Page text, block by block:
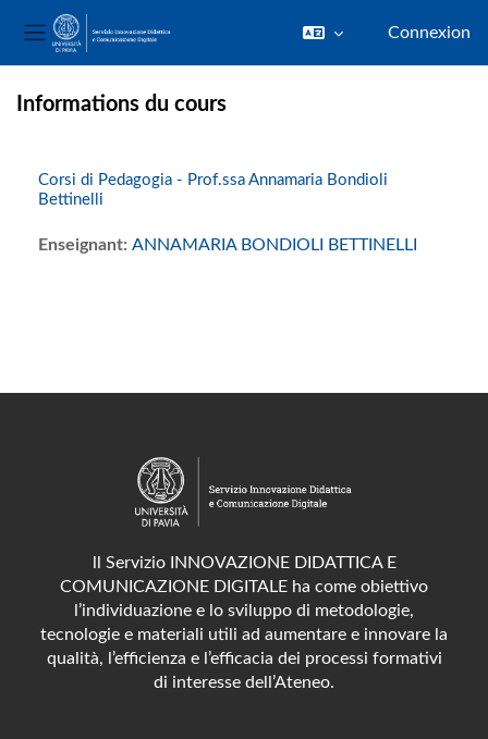
Panneau latéral
Connexion
Informations du cours
Corsi di Pedagogia - Prof.ssa Annamaria Bondioli
Bettinelli
Enseignant: ANNAMARIA BONDIOLI BETTINELLI
ll Servizio INNOVAZIONE DIDATTICA E
COMUNICAZIONE DIGITALE ha come obiettivo
l’individuazione e lo sviluppo di metodologie,
tecnologie e materiali utili ad aumentare e innovare la
qualità, l’efficienza e l’efficacia dei processi formativi
di interesse dell’Ateneo.